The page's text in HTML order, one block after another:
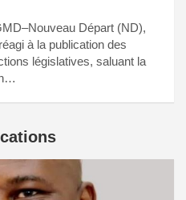
Départ (ND),
à la publication des
législatives, saluant la